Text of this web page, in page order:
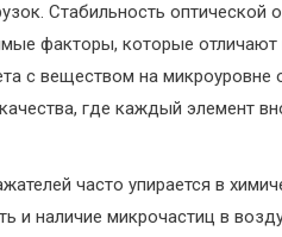
Стабильность
факторы, которые
с веществом на
где каждый элемент
часто упирается в
и наличие микрочастиц в